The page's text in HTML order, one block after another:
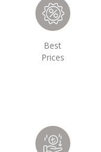
Best
Prices